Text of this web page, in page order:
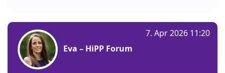
Eva – HiPP Forum
7. Apr 2026 11:20